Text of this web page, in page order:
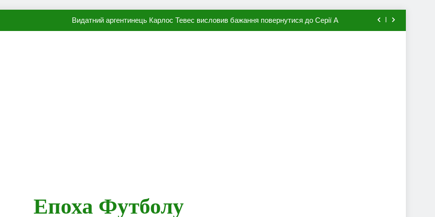
Видатний аргентинець Карлос Тевес висловив бажання повернутися до Серії А
Епоха Футболу